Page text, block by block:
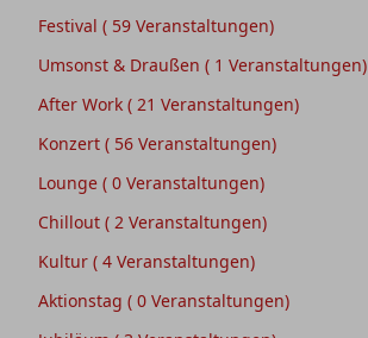
Festival ( 59 Veranstaltungen)
Umsonst & Draußen ( 1 Veranstaltungen)
After Work ( 21 Veranstaltungen)
Konzert ( 56 Veranstaltungen)
Lounge ( 0 Veranstaltungen)
Chillout ( 2 Veranstaltungen)
Kultur ( 4 Veranstaltungen)
Aktionstag ( 0 Veranstaltungen)